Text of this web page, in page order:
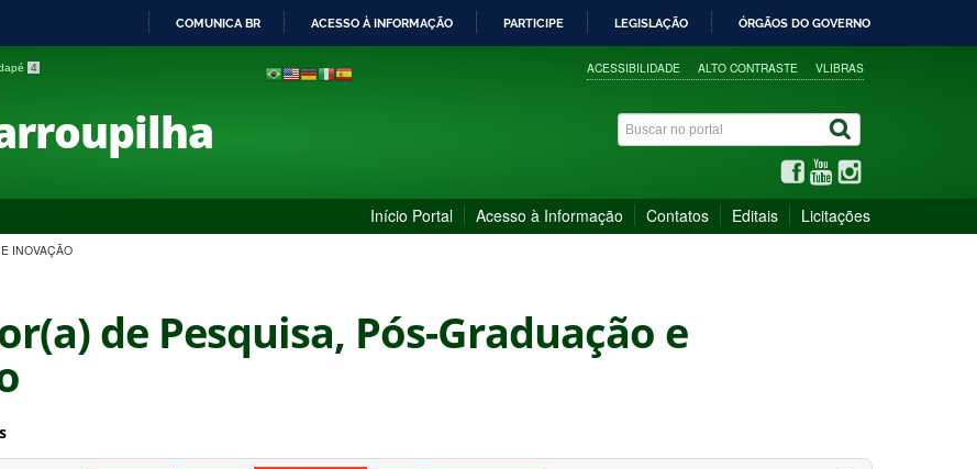
PARA
COMUNICA BR ACESSO À INFORMAÇÃO PARTICIPE LEGISLAÇÃO ÓRGÃOS DO GOVERNO
4 ACESSIBILIDADE ALTO CONTRASTE VLIBRAS
Início Portal Acesso à Informação Contatos Editais Licitações
INOVAÇÃO
de Pesquisa, Pós-Graduação e